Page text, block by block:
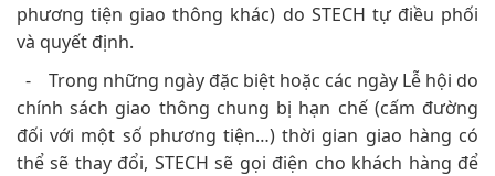
phương tiện giao thông khác) do STECH tự điều phối
và quyết định.
- Trong những ngày đặc biệt hoặc các ngày Lễ hội do
chính sách giao thông chung bị hạn chế (cấm đường
đối với một số phương tiện…) thời gian giao hàng có
thể sẽ thay đổi, STECH sẽ gọi điện cho khách hàng để